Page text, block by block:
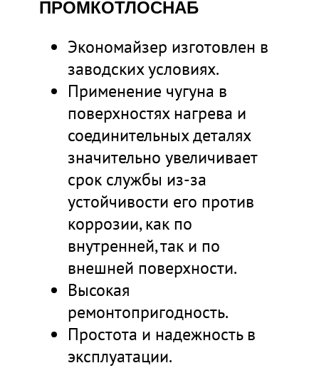
ПРОМКОТЛОСНАБ
Экономайзер изготовлен в
заводских условиях.
Применение чугуна в
поверхностях нагрева и
соединительных деталях
значительно увеличивает
срок службы из-за
устойчивости его против
коррозии, как по
внутренней, так и по
внешней поверхности.
Высокая
ремонтопригодность.
Простота и надежность в
эксплуатации.